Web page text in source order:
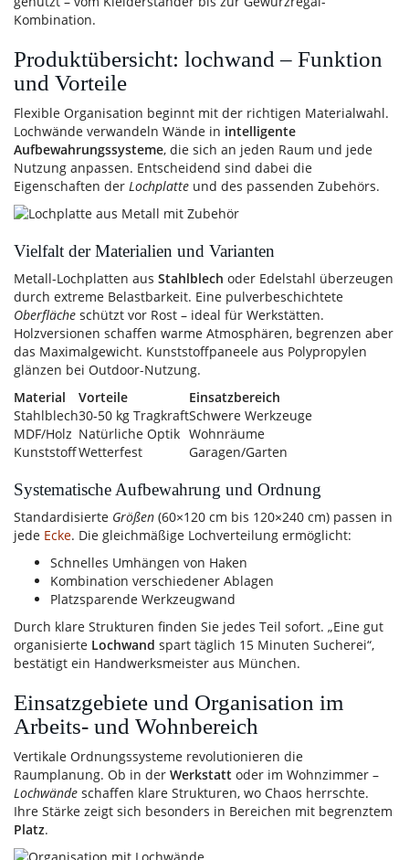
Kombination.
Produktübersicht: lochwand – Funktion
und Vorteile
Flexible Organisation beginnt mit der richtigen Materialwahl.
Lochwände verwandeln Wände in intelligente
Aufbewahrungssysteme, die sich an jeden Raum und jede
Nutzung anpassen. Entscheidend sind dabei die
Eigenschaften der Lochplatte und des passenden Zubehörs.
Vielfalt der Materialien und Varianten
Metall-Lochplatten aus Stahlblech oder Edelstahl überzeugen
durch extreme Belastbarkeit. Eine pulverbeschichtete
Oberfläche schützt vor Rost – ideal für Werkstätten.
Holzversionen schaffen warme Atmosphären, begrenzen aber
das Maximalgewicht. Kunststoffpaneele aus Polypropylen
glänzen bei Outdoor-Nutzung.
Material
Vorteile
Einsatzbereich
Stahlblech30-50 kg TragkraftSchwere Werkzeuge
MDF/Holz Natürliche Optik Wohnräume
KunststoffWetterfest Garagen/Garten
Systematische Aufbewahrung und Ordnung
Standardisierte Größen (60×120 cm bis 120×240 cm) passen in
jede Ecke. Die gleichmäßige Lochverteilung ermöglicht:
Schnelles Umhängen von Haken
Kombination verschiedener Ablagen
Platzsparende Werkzeugwand
Durch klare Strukturen finden Sie jedes Teil sofort. „Eine gut
organisierte Lochwand spart täglich 15 Minuten Sucherei“,
bestätigt ein Handwerksmeister aus München.
Einsatzgebiete und Organisation im
Arbeits- und Wohnbereich
Vertikale Ordnungssysteme revolutionieren die
Raumplanung. Ob in der Werkstatt oder im Wohnzimmer –
Lochwände schaffen klare Strukturen, wo Chaos herrschte.
Ihre Stärke zeigt sich besonders in Bereichen mit begrenztem
Platz.